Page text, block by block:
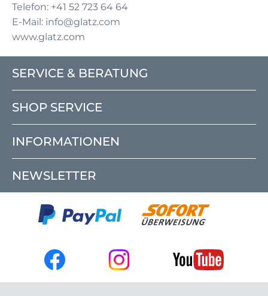
Telefon: +41 52 723 64 64
E-Mail: info@glatz.com
www.glatz.com
SERVICE & BERATUNG
SHOP SERVICE
INFORMATIONEN
NEWSLETTER